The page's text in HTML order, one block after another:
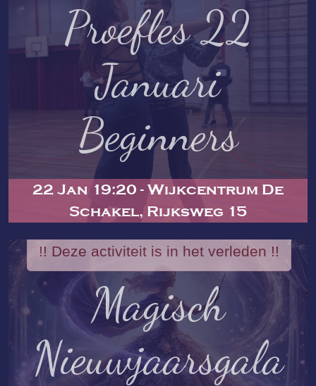
Proefles 22
Januari
Beginners
22 Jan 19:20 - Wijkcentrum De
Schakel, Rijksweg 15
!! Deze activiteit is in het verleden !!
Magisch
Nieuwjaarsgala